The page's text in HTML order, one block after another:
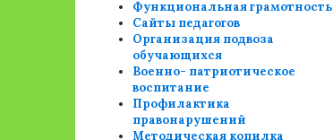
Функциональная грамотность
Сайты педагогов
Организация подвоза
обучающихся
Военно- патриотическое
воспитание
Профилактика
правонарушений
Методическая копилка